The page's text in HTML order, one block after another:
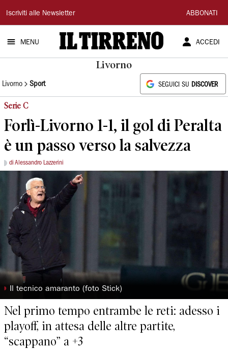
Il
Tirreno
Iscriviti alle Newsletter ABBONATI
MENU ACCEDI
Livorno
Livorno Sport SEGUICI SU DISCOVER
Serie C
Forlì-Livorno 1-1, il gol di Peralta
è un passo verso la salvezza
di Alessandro Lazzerini
◗ Il tecnico amaranto (foto Stick)
Nel primo tempo entrambe le reti: adesso i
playoff, in attesa delle altre partite,
“scappano” a +3